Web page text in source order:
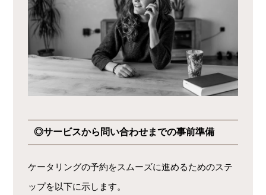
◎サービスから問い合わせまでの事前準備
ケータリングの予約をスムーズに進めるためのステ
ップを以下に示します。